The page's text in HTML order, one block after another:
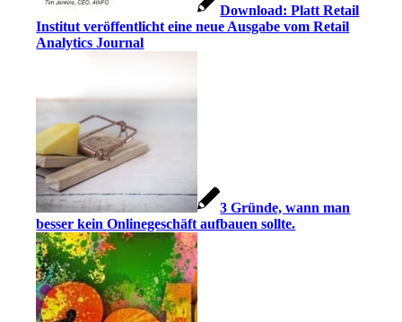
Download: Platt Retail
Institut veröffentlicht eine neue Ausgabe vom Retail
Analytics Journal
3 Gründe, wann man
besser kein Onlinegeschäft aufbauen sollte.